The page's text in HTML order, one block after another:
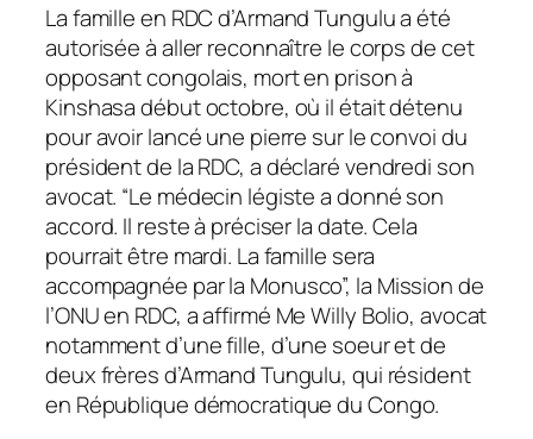
La famille en RDC d’Armand Tungulu a été
autorisée à aller reconnaître le corps de cet
opposant congolais, mort en prison à
Kinshasa début octobre, où il était détenu
pour avoir lancé une pierre sur le convoi du
président de la RDC, a déclaré vendredi son
avocat. “Le médecin légiste a donné son
accord. Il reste à préciser la date. Cela
pourrait être mardi. La famille sera
accompagnée par la Monusco”, la Mission de
l’ONU en RDC, a affirmé Me Willy Bolio, avocat
notamment d’une fille, d’une soeur et de
deux frères d’Armand Tungulu, qui résident
en République démocratique du Congo.